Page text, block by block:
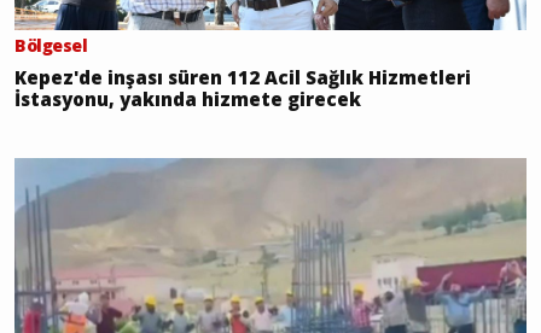
Bölgesel
Kepez'de inşası süren 112 Acil Sağlık Hizmetleri
İstasyonu, yakında hizmete girecek